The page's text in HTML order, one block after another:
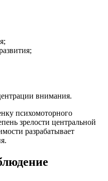
внимания.
психомоторного
зрелости центральной
разрабатывает